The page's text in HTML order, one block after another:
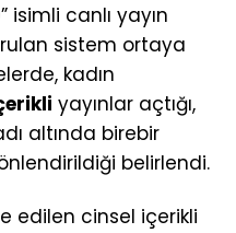
” isimli canlı yayın
sistem ortaya
kadın
yayınlar açtığı,
altında birebir
belirlendi.
edilen cinsel içerikli